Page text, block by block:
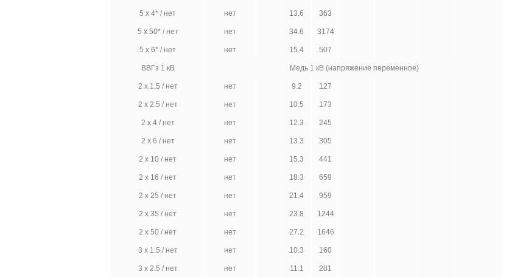
5 х 4* / нет нет 13.6 363
5 х 50* / нет нет 34.6 3174
5 х 6* / нет нет 15.4 507
ВВГз 1 кВ Медь 1 кВ (напряжение переменное)
2 х 1.5 / нет нет 9.2 127
2 х 2.5 / нет нет 10.5 173
2 х 4 / нет нет 12.3 245
2 х 6 / нет нет 13.3 305
2 х 10 / нет нет 15.3 441
2 х 16 / нет нет 18.3 659
2 х 25 / нет нет 21.4 959
2 х 35 / нет нет 23.8 1244
2 х 50 / нет нет 27.2 1646
3 х 1.5 / нет нет 10.3 160
3 х 2.5 / нет нет 11.1 201